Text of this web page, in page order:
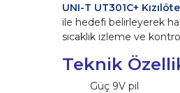
UNI-T UT301C+
ile hedefi belirleyerek
sıcaklık izleme ve
Teknik
Güç 9V pil